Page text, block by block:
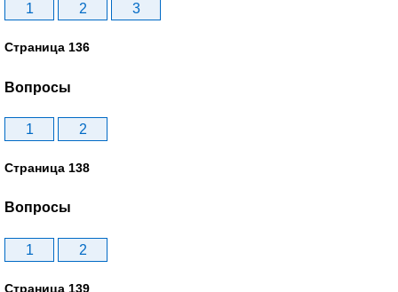
1 2 3
Страница 136
Вопросы
1 2
Страница 138
Вопросы
1 2
Страница 139